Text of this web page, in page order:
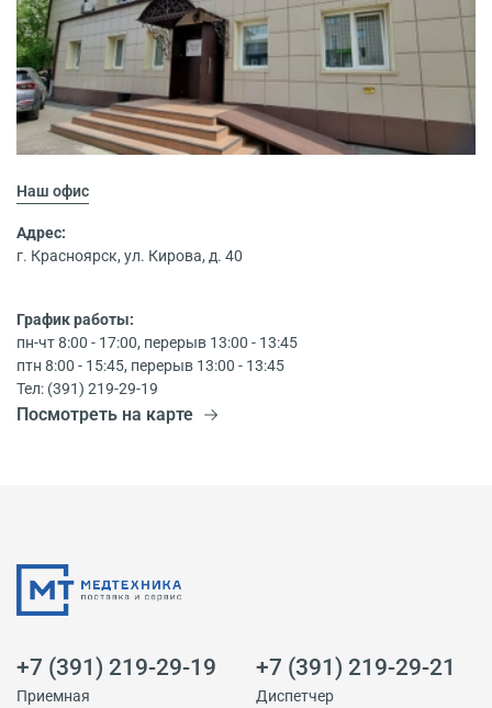
Наш офис
Адрес:
г. Красноярск, ул. Кирова, д. 40
График работы:
пн-чт 8:00 - 17:00, перерыв 13:00 - 13:45
птн 8:00 - 15:45, перерыв 13:00 - 13:45
Тел: (391) 219-29-19
Посмотреть на карте
+7 (391) 219-29-19
Приемная
+7 (391) 219-29-21
Диспетчер